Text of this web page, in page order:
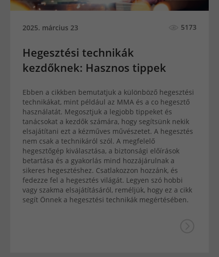
2025. március 23 5173
Hegesztési technikák
kezdőknek: Hasznos tippek
Ebben a cikkben bemutatjuk a különböző hegesztési
technikákat, mint például az MMA és a co hegesztő
használatát. Megosztjuk a legjobb tippeket és
tanácsokat a kezdők számára, hogy segítsünk nekik
elsajátítani ezt a kézműves művészetet. A hegesztés
nem csak a technikáról szól. A megfelelő
hegesztőgép kiválasztása, a biztonsági előírások
betartása és a gyakorlás mind hozzájárulnak a
sikeres hegesztéshez. Csatlakozzon hozzánk, és
fedezze fel a hegesztés világát. Legyen szó hobbi
vagy szakma elsajátításáról, reméljük, hogy ez a cikk
segít Önnek a hegesztési technikák megértésében.